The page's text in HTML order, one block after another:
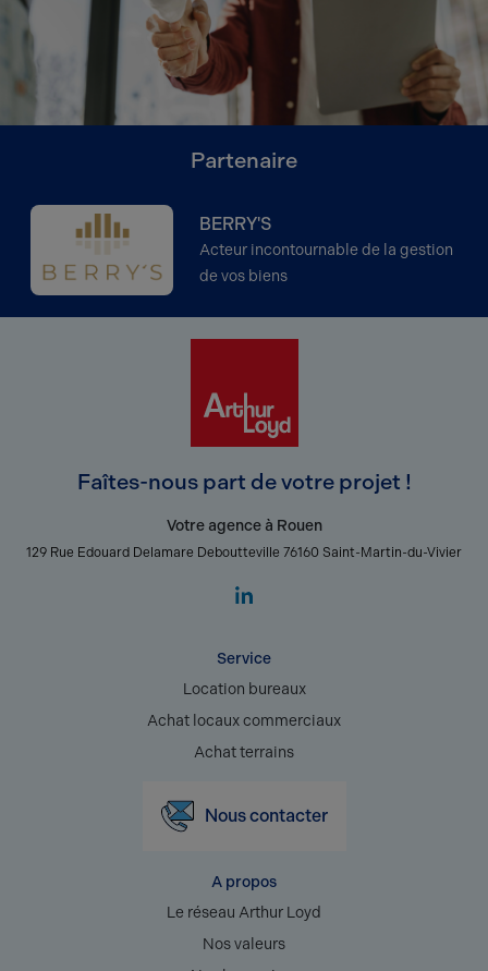
Partenaire
BERRY'S
Acteur incontournable de la gestion
de vos biens
Faîtes-nous part de votre projet !
Votre agence à Rouen
129 Rue Edouard Delamare Deboutteville 76160 Saint-Martin-du-Vivier
Service
Location bureaux
Achat locaux commerciaux
Achat terrains
Nous contacter
A propos
Le réseau Arthur Loyd
Nos valeurs